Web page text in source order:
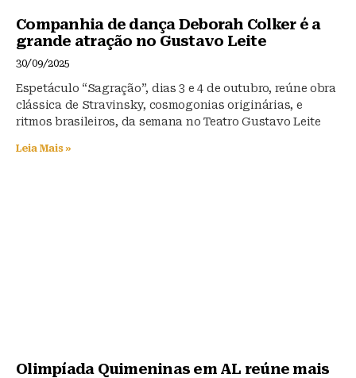
Companhia de dança Deborah Colker é a
grande atração no Gustavo Leite
30/09/2025
Espetáculo “Sagração”, dias 3 e 4 de outubro, reúne obra
clássica de Stravinsky, cosmogonias originárias, e
ritmos brasileiros, da semana no Teatro Gustavo Leite
Leia Mais »
Olimpíada Quimeninas em AL reúne mais